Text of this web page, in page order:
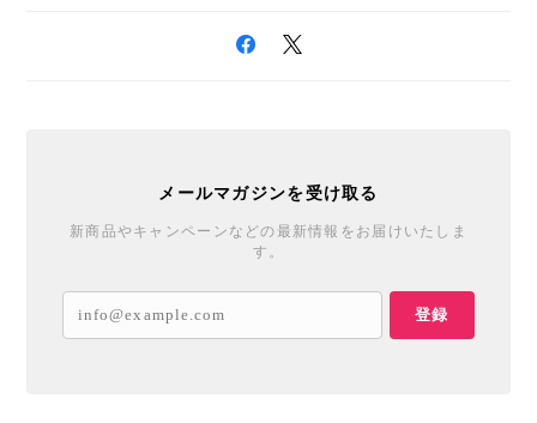
メールマガジンを受け取る
新商品やキャンペーンなどの最新情報をお届けいたしま
す。
登録